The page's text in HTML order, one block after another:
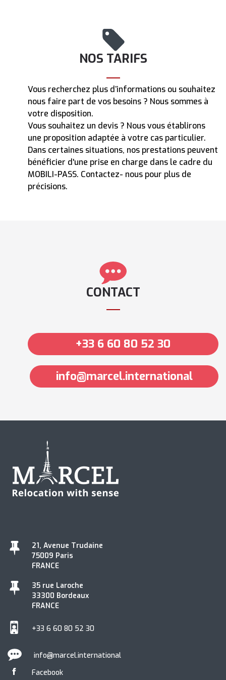
NOS TARIFS
Vous recherchez plus d’informations ou souhaitez
nous faire part de vos besoins ? Nous sommes à
votre disposition.
Vous souhaitez un devis ? Nous vous établirons
une proposition adaptée à votre cas particulier.
Dans certaines situations, nos prestations peuvent
bénéficier d'une prise en charge dans le cadre du
MOBILI-PASS. Contactez- nous pour plus de
précisions.
CONTACT
+33 6 60 80 52 30
info@marcel.international
21, Avenue Trudaine
75009 Paris
FRANCE
35 rue Laroche
33300 Bordeaux
FRANCE
+33 6 60 80 52 30
info@marcel.international
Facebook